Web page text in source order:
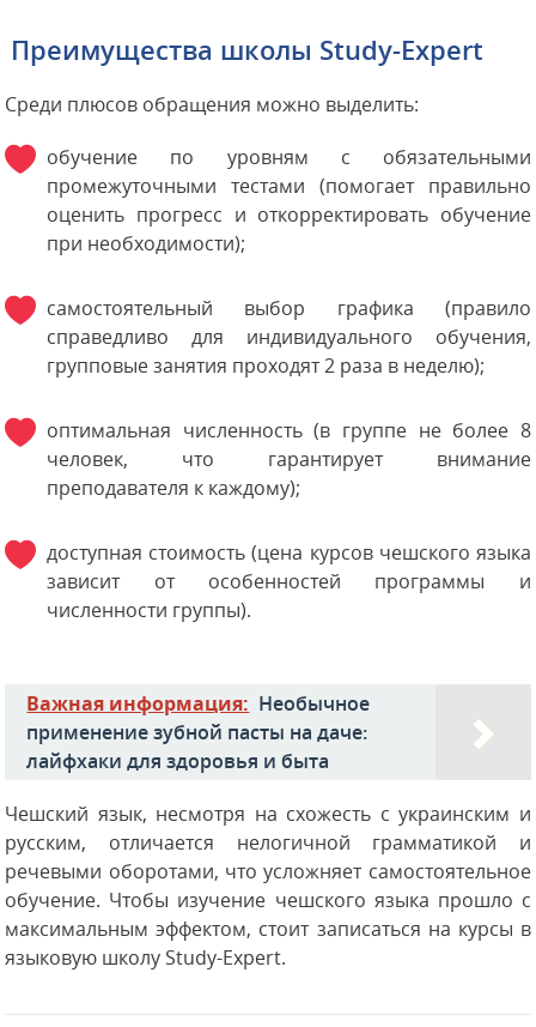
Преимущества школы Study-Expert
Среди плюсов обращения можно выделить:
обучение по уровням с обязательными
промежуточными тестами (помогает правильно
оценить прогресс и откорректировать обучение
при необходимости);
самостоятельный выбор графика (правило
справедливо для индивидуального обучения,
групповые занятия проходят 2 раза в неделю);
оптимальная численность (в группе не более 8
человек, что гарантирует внимание
преподавателя к каждому);
доступная стоимость (цена курсов чешского языка
зависит от особенностей программы и
численности группы).
Важная информация: Необычное
применение зубной пасты на даче:
лайфхаки для здоровья и быта
Чешский язык, несмотря на схожесть с украинским и
русским, отличается нелогичной грамматикой и
речевыми оборотами, что усложняет самостоятельное
обучение. Чтобы изучение чешского языка прошло с
максимальным эффектом, стоит записаться на курсы в
языковую школу Study-Expert.